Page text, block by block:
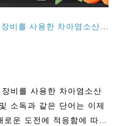
염수 전기 분해 기계 시스템 및 장비를 사용한 차아염소산 전해수 소독제 기계 작업 소개
비를 사용한 차아염소산
소독과 같은 단어는 이제
운 도전에 적응함에 따라